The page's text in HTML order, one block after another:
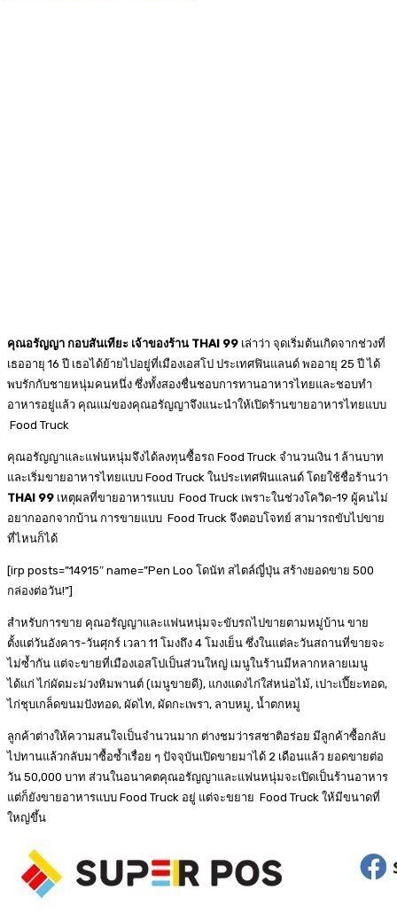
คุณอรัญญา กอบสันเทียะ เจ้าของร้าน THAI 99 เล่าว่า จุดเริ่มต้นเกิดจากช่วงที่
เธออายุ 16 ปี เธอได้ย้ายไปอยู่ที่เมืองเอสโป ประเทศฟินแลนด์ พออายุ 25 ปี ได้
พบรักกับชายหนุ่มคนหนึ่ง ซึ่งทั้งสองชื่นชอบการทานอาหารไทยและชอบทำ
อาหารอยู่แล้ว คุณแม่ของคุณอรัญญาจึงแนะนำให้เปิดร้านขายอาหารไทยแบบ
Food Truck
คุณอรัญญาและแฟนหนุ่มจึงได้ลงทุนซื้อรถ Food Truck จำนวนเงิน 1 ล้านบาท
และเริ่มขายอาหารไทยแบบ Food Truck ในประเทศฟินแลนด์ โดยใช้ชื่อร้านว่า
THAI 99 เหตุผลที่ขายอาหารแบบ Food Truck เพราะในช่วงโควิด-19 ผู้คนไม่
อยากออกจากบ้าน การขายแบบ Food Truck จึงตอบโจทย์ สามารถขับไปขาย
ที่ไหนก็ได้
[irp posts=”14915″ name=”Pen Loo โดนัท สไตล์ญี่ปุ่น สร้างยอดขาย 500
กล่องต่อวัน!”]
สำหรับการขาย คุณอรัญญาและแฟนหนุ่มจะขับรถไปขายตามหมู่บ้าน ขาย
ตั้งแต่วันอังคาร-วันศุกร์ เวลา 11 โมงถึง 4 โมงเย็น ซึ่งในแต่ละวันสถานที่ขายจะ
ไม่ซ้ำกัน แต่จะขายที่เมืองเอสโปเป็นส่วนใหญ่ เมนูในร้านมีหลากหลายเมนู
ได้แก่ ไก่ผัดมะม่วงหิมพานต์ (เมนูขายดี), แกงแดงไก่ใส่หน่อไม้, เปาะเปี๊ยะทอด,
ไก่ชุบเกล็ดขนมปังทอด, ผัดไท, ผัดกะเพรา, ลาบหมู, น้ำตกหมู
ลูกค้าต่างให้ความสนใจเป็นจำนวนมาก ต่างชมว่ารสชาติอร่อย มีลูกค้าซื้อกลับ
ไปทานแล้วกลับมาซื้อซ้ำเรื่อย ๆ ปัจจุบันเปิดขายมาได้ 2 เดือนแล้ว ยอดขายต่อ
วัน 50,000 บาท ส่วนในอนาคตคุณอรัญญาและแฟนหนุ่มจะเปิดเป็นร้านอาหาร
แต่ก็ยังขายอาหารแบบ Food Truck อยู่ แต่จะขยาย Food Truck ให้มีขนาดที่
ใหญ่ขึ้น